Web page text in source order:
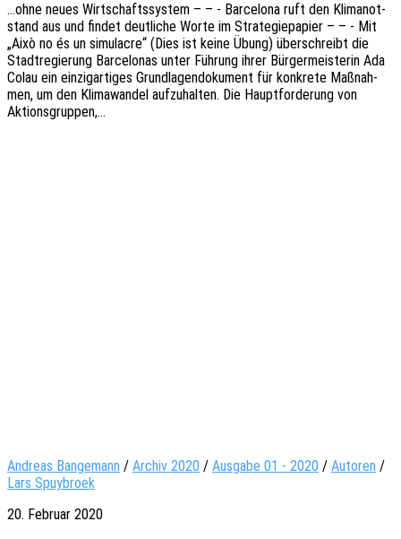
…ohne neues Wirt­schafts­sys­tem – – - Barce­lo­na ruft den Klima­not­
stand aus und findet deut­li­che Worte im Stra­te­gie­pa­pier – – - Mit
„Això no és un simu­lacre“ (Dies ist keine Übung) über­schreibt die
Stadt­re­gie­rung Barce­lo­nas unter Führung ihrer Bürger­meis­te­rin Ada
Colau ein einzig­ar­ti­ges Grund­la­gen­do­ku­ment für konkre­te Maßnah­
men, um den Klima­wan­del aufzu­hal­ten. Die Haupt­for­de­rung von
Aktionsgruppen,…
Andreas Bangemann / Archiv 2020 / Ausgabe 01 - 2020 / Autoren /
Lars Spuybroek
20. Februar 2020